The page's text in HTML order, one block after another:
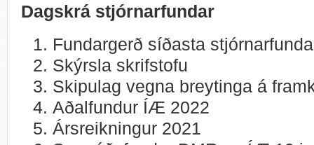
Dagskrá stjórnarfundar
Fundargerð síðasta
Skýrsla skrifstofu
Skipulag vegna breytinga á
Aðalfundur ÍÆ 2022
Ársreikningur 2021